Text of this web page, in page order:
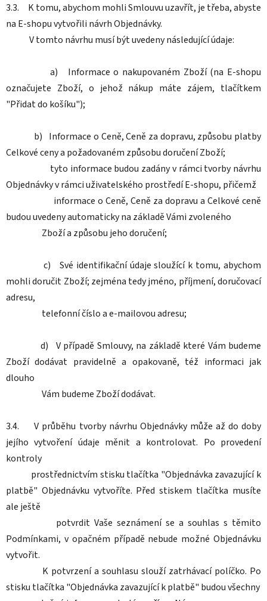
3.3. K tomu, abychom mohli Smlouvu uzavřít, je třeba, abyste
na E-shopu vytvořili návrh Objednávky.
V tomto návrhu musí být uvedeny následující údaje:
a) Informace o nakupovaném Zboží (na E-shopu
označujete Zboží, o jehož nákup máte zájem, tlačítkem
"Přidat do košíku");
b) Informace o Ceně, Ceně za dopravu, způsobu platby
Celkové ceny a požadovaném způsobu doručení Zboží;
tyto informace budou zadány v rámci tvorby návrhu
Objednávky v rámci uživatelského prostředí E-shopu, přičemž
informace o Ceně, Ceně za dopravu a Celkové ceně
budou uvedeny automaticky na základě Vámi zvoleného
Zboží a způsobu jeho doručení;
c) Své identifikační údaje sloužící k tomu, abychom
mohli doručit Zboží; zejména tedy jméno, příjmení, doručovací
adresu,
telefonní číslo a e-mailovou adresu;
d) V případě Smlouvy, na základě které Vám budeme
Zboží dodávat pravidelně a opakovaně, též informaci jak
dlouho
Vám budeme Zboží dodávat.
3.4. V průběhu tvorby návrhu Objednávky může až do doby
jejího vytvoření údaje měnit a kontrolovat. Po provedení
kontroly
prostřednictvím stisku tlačítka "Objednávka zavazující k
platbě" Objednávku vytvoříte. Před stiskem tlačítka musíte
ale ještě
potvrdit Vaše seznámení se a souhlas s těmito
Podmínkami, v opačném případě nebude možné Objednávku
vytvořit.
K potvrzení a souhlasu slouží zatrhávací políčko. Po
stisku tlačítka "Objednávka zavazující k platbě" budou všechny